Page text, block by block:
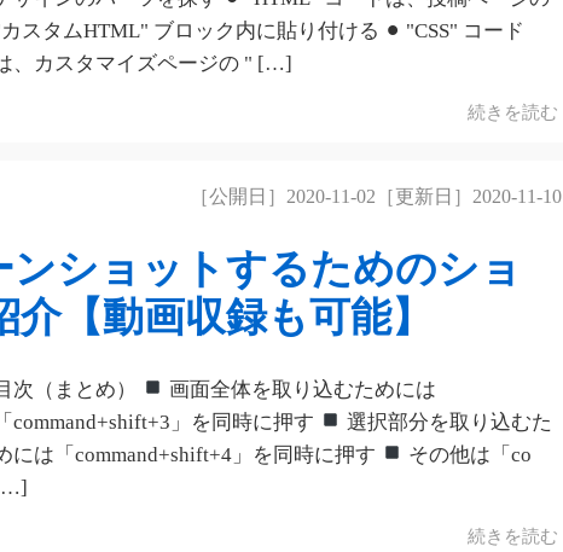
スタムHTML" ブロック内に貼り付ける ⚫︎ "CSS" コード
、カスタマイズページの " […]
続きを読む
［公開日］2020-11-02［更新日］2020-11-10
ショットするためのショ
【動画収録も可能】
次（まとめ）
画面全体を取り込むためには
「command+shift+3」を同時に押す
選択部分を取り込むた
には「command+shift+4」を同時に押す
その他は「co
続きを読む